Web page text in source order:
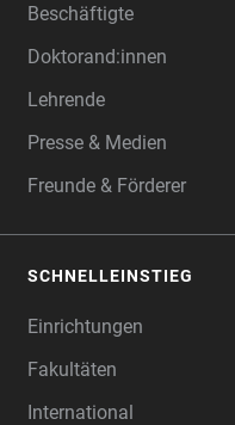
Beschäftigte
Doktorand:innen
Lehrende
Presse & Medien
Freunde & Förderer
SCHNELLEINSTIEG
Einrichtungen
Fakultäten
International